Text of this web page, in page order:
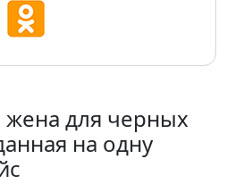
жена для черных
на одну